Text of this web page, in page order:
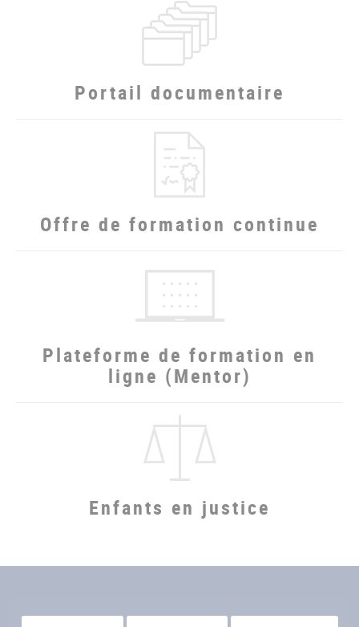
Portail documentaire
Offre de formation continue
Plateforme de formation en
ligne (Mentor)
Enfants en justice